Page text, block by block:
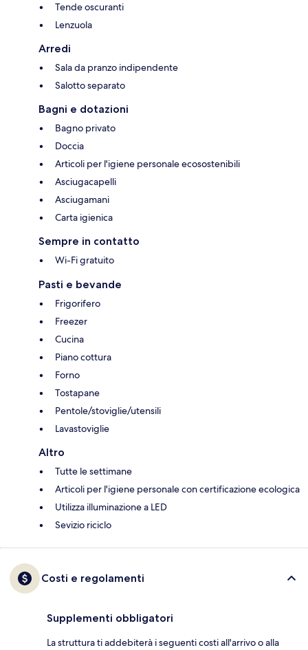
Tende oscuranti
Lenzuola
Arredi
Sala da pranzo indipendente
Salotto separato
Bagni e dotazioni
Bagno privato
Doccia
Articoli per l'igiene personale ecosostenibili
Asciugacapelli
Asciugamani
Carta igienica
Sempre in contatto
Wi-Fi gratuito
Pasti e bevande
Frigorifero
Freezer
Cucina
Piano cottura
Forno
Tostapane
Pentole/stoviglie/utensili
Lavastoviglie
Altro
Tutte le settimane
Articoli per l'igiene personale con certificazione ecologica
Utilizza illuminazione a LED
Sevizio riciclo
Costi e regolamenti
Supplementi obbligatori
La struttura ti addebiterà i seguenti costi all'arrivo o alla